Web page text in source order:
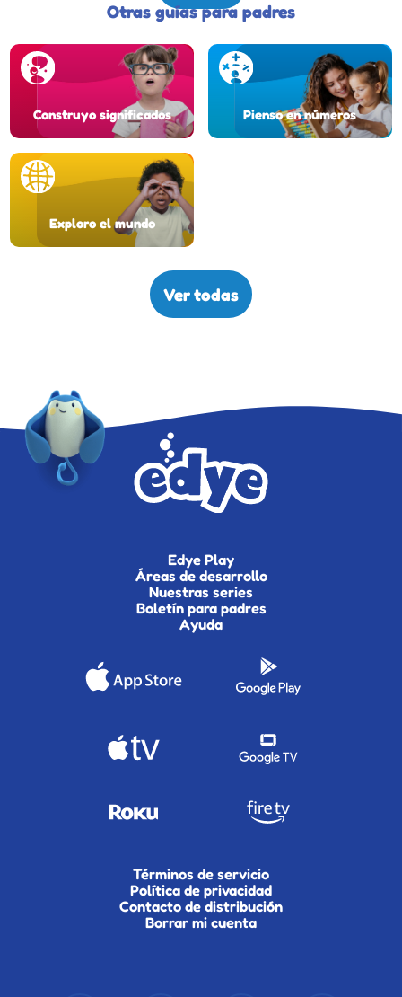
Otras guías para padres
Construyo significados Pienso en números
Exploro el mundo
Ver todas
Edye Play
Áreas de desarrollo
Nuestras series
Boletín para padres
Ayuda
Términos de servicio
Política de privacidad
Contacto de distribución
Borrar mi cuenta